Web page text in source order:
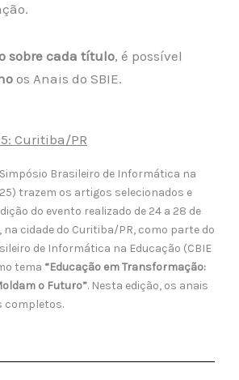
sobre cada título, é possível
os Anais do SBIE.
Curitiba/PR
Simpósio Brasileiro de Informática na
trazem os artigos selecionados e
do evento realizado de 24 a 28 de
na cidade do Curitiba/PR, como parte do
de Informática na Educação (CBIE
tema “Educação em Transformação:
o Futuro”. Nesta edição, os anais
completos.